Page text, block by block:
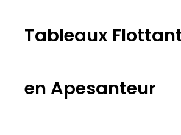
Tableaux
en Apesanteur